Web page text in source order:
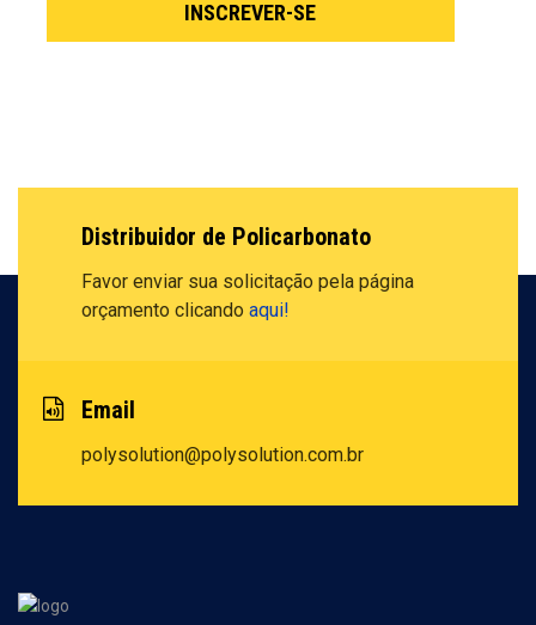
INSCREVER-SE
Distribuidor de Policarbonato
Favor enviar sua solicitação pela página
orçamento clicando aqui!
Email
polysolution@polysolution.com.br